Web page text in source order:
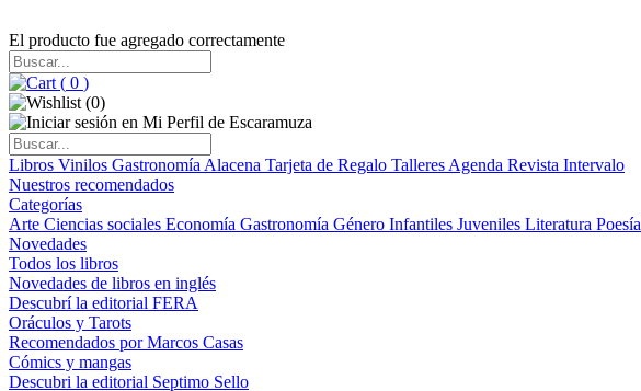
El producto fue agregado correctamente
( 0 )
(0)
Libros Vinilos Gastronomía Alacena Tarjeta de Regalo Talleres Agenda Revista Intervalo
Nuestros recomendados
Categorías
Arte Ciencias sociales Economía Gastronomía Género Infantiles Juveniles Literatura Poesía
Novedades
Todos los libros
Novedades de libros en inglés
Descubrí la editorial FERA
Oráculos y Tarots
Recomendados por Marcos Casas
Cómics y mangas
Descubri la editorial Septimo Sello